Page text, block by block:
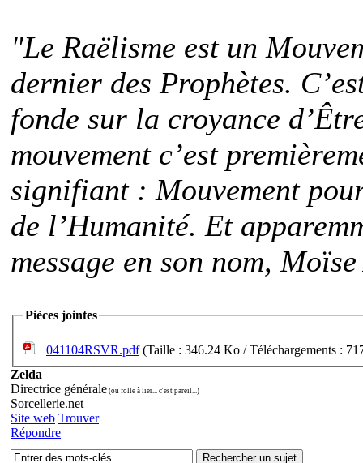
"Le Raëlisme est un
dernier des Prophètes.
fonde sur la croyance
mouvement c’est
signifiant : Mouvement
de l’Humanité. Et
message en son nom,
Pièces jointes
041104RSVR.pdf(Taille : 346.24 Ko / Téléchargements :
Zelda
Directrice générale (ou folle à lier... c'est pareil...)
Sorcellerie.net
Site web Trouver
Répondre